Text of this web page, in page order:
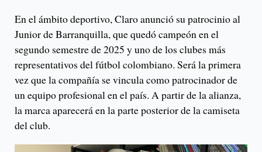
En el ámbito deportivo, Claro anunció su patrocinio al
Junior de Barranquilla, que quedó campeón en el
segundo semestre de 2025 y uno de los clubes más
representativos del fútbol colombiano. Será la primera
vez que la compañía se vincula como patrocinador de
un equipo profesional en el país. A partir de la alianza,
la marca aparecerá en la parte posterior de la camiseta
del club.